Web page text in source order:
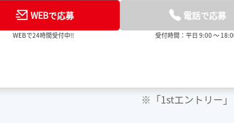
WEBで応募
WEBで24時間受付中!!
電話で応募
受付時間：平日 9:00 ～
※「1stエントリー」